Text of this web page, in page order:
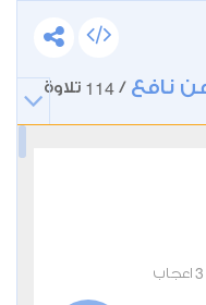
نافع /
114 تلاوة
3 اعجاب